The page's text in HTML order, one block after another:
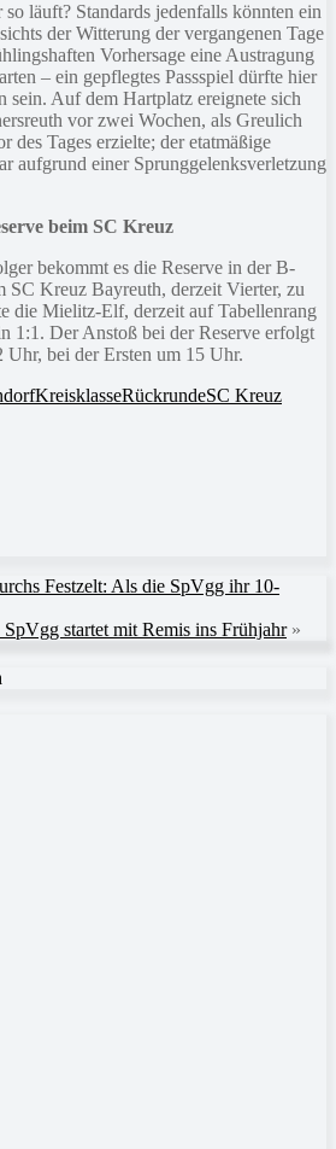
läuft? Standards jedenfalls könnten ein
der Witterung der vergangenen Tage
Vorhersage eine Austragung
– ein gepflegtes Passspiel dürfte hier
sein. Auf dem Hartplatz ereignete sich
vor zwei Wochen, als Greulich
des Tages erzielte; der etatmäßige
aufgrund einer Sprunggelenksverletzung
beim SC Kreuz
bekommt es die Reserve in der B-
SC Kreuz Bayreuth, derzeit Vierter, zu
die Mielitz-Elf, derzeit auf Tabellenrang
1:1. Der Anstoß bei der Reserve erfolgt
Uhr, bei der Ersten um 15 Uhr.
KreisklasseRückrundeSC Kreuz
Festzelt: Als die SpVgg ihr 10-
startet mit Remis ins Frühjahr»